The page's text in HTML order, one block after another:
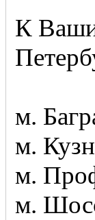
К
м.
м.
м.
м.